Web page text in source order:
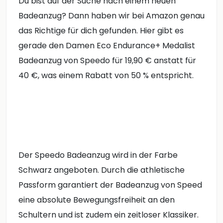
Badeanzug? Dann haben wir bei Amazon genau
das Richtige für dich gefunden. Hier gibt es
gerade den Damen Eco Endurance+ Medalist
Badeanzug von Speedo für 19,90 € anstatt für
40 €, was einem Rabatt von 50 % entspricht.
Der Speedo Badeanzug wird in der Farbe
Schwarz angeboten. Durch die athletische
Passform garantiert der Badeanzug von Speed
eine absolute Bewegungsfreiheit an den
Schultern und ist zudem ein zeitloser Klassiker.